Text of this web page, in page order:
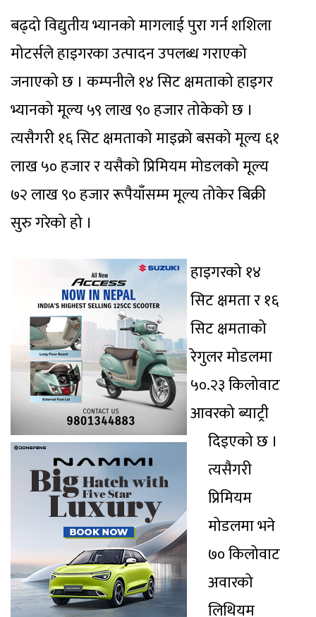
बढ्दो विद्युतीय भ्यानको मागलाई पुरा गर्न शशिला
मोटर्सले हाइगरका उत्पादन उपलब्ध गराएको
जनाएको छ । कम्पनीले १४ सिट क्षमताको हाइगर
भ्यानको मूल्य ५९ लाख ९० हजार तोकेको छ ।
त्यसैगरी १६ सिट क्षमताको माइक्रो बसको मूल्य ६१
लाख ५० हजार र यसैको प्रिमियम मोडलको मूल्य
७२ लाख ९० हजार रूपैयाँसम्म मूल्य तोकेर बिक्री
सुरु गरेको हो ।
हाइगरको १४
सिट क्षमता र १६
सिट क्षमताको
रेगुलर मोडलमा
५०.२३ किलोवाट
आवरको ब्याट्री
दिइएको छ ।
त्यसैगरी
प्रिमियम
मोडलमा भने
७० किलोवाट
अवारको
लिथियम